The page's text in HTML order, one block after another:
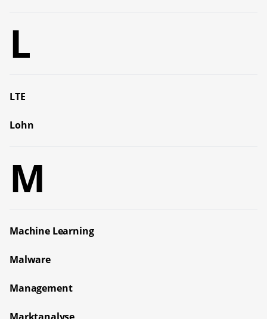
L
LTE
Lohn
M
Machine Learning
Malware
Management